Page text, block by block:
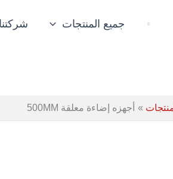
جميع المنتجات شركتنا
أجهزه إضاءة معلقة 500MM